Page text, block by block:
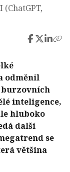
odměnil
burzovních
inteligence,
hluboko
další
se
většina